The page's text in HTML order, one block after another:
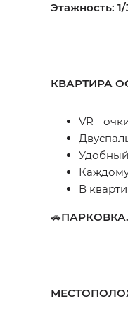
Этажность: 1/
КВАРТИРА
VR -
В
🚗ПАРКОВКА.